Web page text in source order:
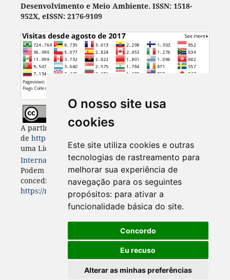
O nosso site usa
cookies
Este site utiliza cookies e outras
tecnologias de rastreamento para
melhorar sua experiência de
navegação para os seguintes
propósitos: para ativar a
funcionalidade básica do site.
Concordo
Eu recuso
Alterar as minhas preferências
Desenvolvimento e Meio Ambiente. ISSN: 1518-
952X, eISSN: 2176-9109
A partir de 2023, Desenvolvimento e Meio Ambiente
de https://revistas.ufpr.br/made
uma Licença
Creative Commons - Atribuição 4.0
Internacional . CC BY 4.0
Podem estar disponíveis autorizações adicionais às
concedidas no âmbito desta licença em
https://revistas.ufpr.br/made/about.